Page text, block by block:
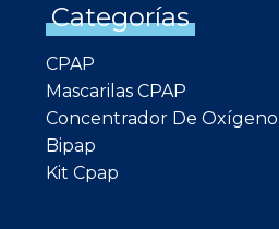
Categorías
CPAP
Mascarilas CPAP
Concentrador De Oxígeno
Bipap
Kit Cpap